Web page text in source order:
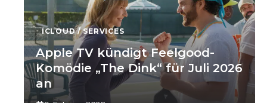
ICLOUD / SERVICES
Apple TV kündigt Feelgood-
Komödie „The Dink“ für Juli 2026
an